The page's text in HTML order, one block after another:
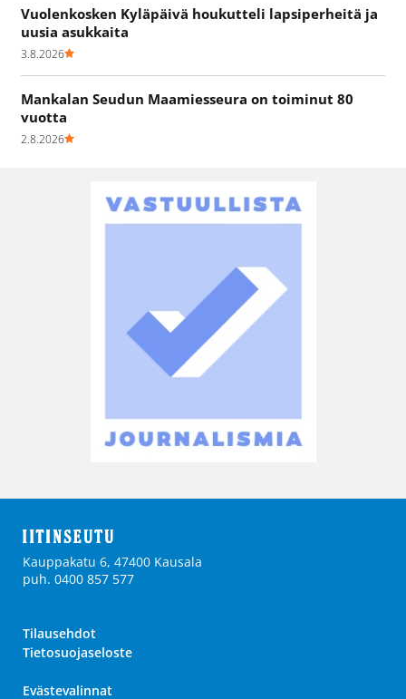
Vuolenkosken Kyläpäivä houkutteli lapsiperheitä ja
uusia asukkaita
3.8.2026
Mankalan Seudun Maamiesseura on toiminut 80
vuotta
2.8.2026
Kauppakatu 6, 47400 Kausala
puh. 0400 857 577
Tilausehdot
Tietosuojaseloste
Evästevalinnat